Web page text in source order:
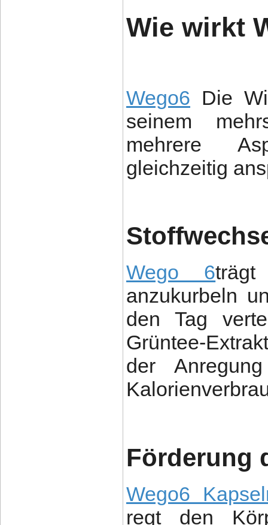
Wie wirkt
Wego6 Die
seinem
mehrere
gleichzeitig
Wego 6
anzukurbeln
den Tag
Grüntee-
der
Förderung
Wego6
regt den